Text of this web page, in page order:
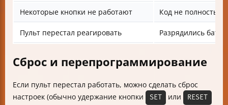
Некоторые кнопки не работают Код не полностью
Пульт перестал реагировать Разрядились
Сброс и перепрограммирование
Если пульт перестал работать, можно сделать сброс
настроек (обычно удержание кнопки
SET или RESET